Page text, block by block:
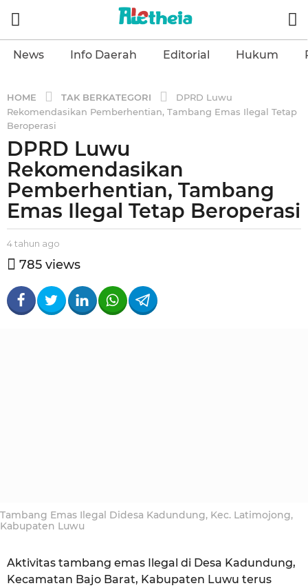
News Info Daerah Editorial Hukum
HOME TAK BERKATEGORI
DPRD Luwu
Rekomendasikan Pemberhentian, Tambang Emas Ilegal Tetap
Beroperasi
4
t
a
h
u
a
g
4
t
DPRD Luwu
Rekomendasikan
Pemberhentian, Tambang
Emas Ilegal Tetap Beroperasi
b
a
e
t
4 tahun ago
a
u
n
785 views
Tambang Emas Ilegal Didesa Kadundung, Kec. Latimojong,
Kabupaten Luwu
Aktivitas tambang emas Ilegal di Desa Kadundung,
Kecamatan Bajo Barat, Kabupaten Luwu terus